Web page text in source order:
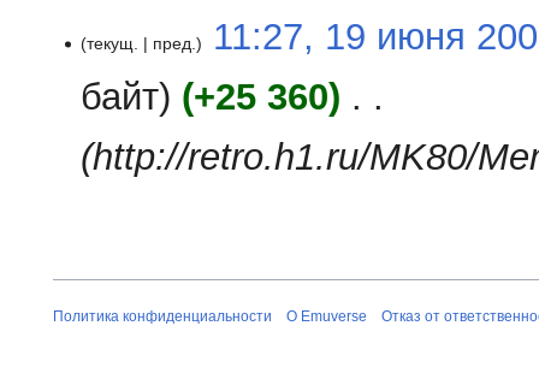
июнятекущ. пред.
11:27, 19 июня
байт
+25 360
http://retro.h1.ru/MK80/
Политика конфиденциальности О Emuverse Отказ от